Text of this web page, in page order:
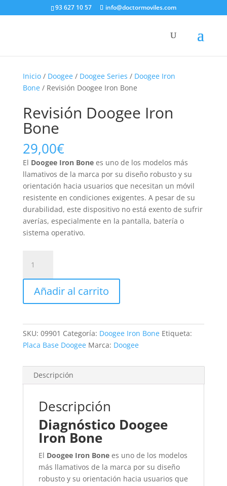
93 627 10 57 info@doctormoviles.com
Inicio/ Doogee/ Doogee Series / Doogee Iron
Bone/ Revisión Doogee Iron Bone
Revisión Doogee Iron
Bone
29,00€
El Doogee Iron Bonees uno de los modelos más
llamativos de la marca por su diseño robusto y su
orientación hacia usuarios que necesitan un móvil
resistente en condiciones exigentes. A pesar de su
durabilidad, este dispositivo no está exento de sufrir
averías, especialmente en la pantalla, batería o
sistema operativo.
Doogee
Iron
Bone
cantidad
Añadir al carrito
SKU: 09901 Categoría: Doogee Iron Bone Etiqueta:
Placa Base Doogee Marca: Doogee
Descripción
Descripción
Diagnóstico Doogee
Iron Bone
El Doogee Iron Bonees uno de los modelos
más llamativos de la marca por su diseño
robusto y su orientación hacia usuarios que